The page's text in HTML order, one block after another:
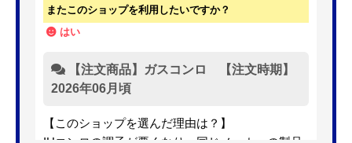
またこのショップを利用したいですか？
はい
【注文商品】ガスコンロ 【注文時期】
2026年06月頃
【このショップを選んだ理由は？】